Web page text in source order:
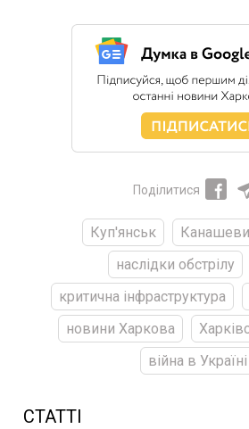
Поділитися
Куп'янськ
наслідки обстрілу
критична інфраструктура
новини Харкова
війна в Україні
СТАТТІ